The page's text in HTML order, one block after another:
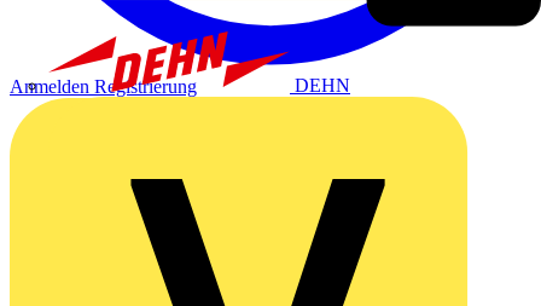
DEHN
Anmelden Registrierung